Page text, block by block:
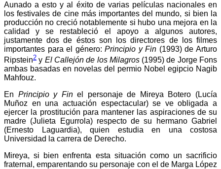
Whatsapp
Linkedin
Aunado a esto y al éxito de varias películas nacionales en
los festivales de cine más importantes del mundo, si bien la
producción no creció notablemente si hubo una mejora en la
calidad y se restableció el apoyo a algunos autores,
justamente dos de éstos son los directores de los filmes
importantes para el género:Principio y Fin (1993) de Arturo
Ripstein2 y El Callejón de los Milagros (1995) de Jorge Fons
ambas basadas en novelas del permio Nobel egipcio Nagib
Mahfouz.
En Principio y Finel personaje de Mireya Botero (Lucía
Muñoz en una actuación espectacular) se ve obligada a
ejercer la prostitución para mantener las aspiraciones de su
madre (Julieta Egurrola) respecto de su hermano Gabriel
(Ernesto Laguardia), quien estudia en una costosa
Universidad la carrera de Derecho.
Mireya, si bien enfrenta esta situación como un sacrificio
fraternal, emparentando su personaje con el de Marga López